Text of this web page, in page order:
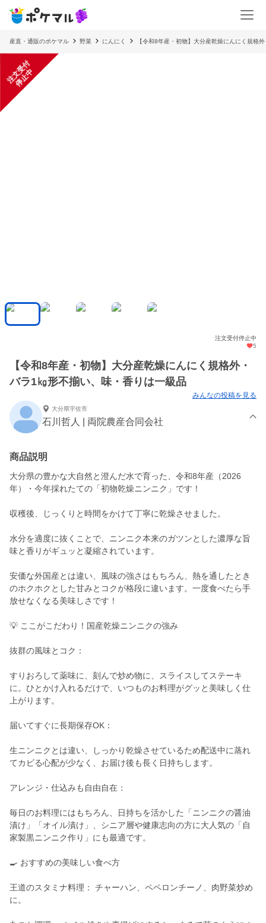
産直・通販のポケマル 野菜 にんにく 【令和8年産・初物】大分産乾燥にんにく規格
注
文
受
付
停
止
中
注文受付停止中
5
【令和8年産・初物】大分産乾燥にんにく規格外・
バラ1㎏形不揃い、味・香りは一級品
みんなの投稿を見る
大分県宇佐市
石川哲人 | 両院農産合同会社
商品説明
大分県の豊かな大自然と澄んだ水で育った、令和8年産（2026
年）・今年採れたての「初物乾燥ニンニク」です！
収穫後、じっくりと時間をかけて丁寧に乾燥させました。
水分を適度に抜くことで、ニンニク本来のガツンとした濃厚な旨
味と香りがギュッと凝縮されています。
安価な外国産とは違い、風味の強さはもちろん、熱を通したとき
のホクホクとした甘みとコクが格段に違います。一度食べたら手
放せなくなる美味しさです！
💡 ここがこだわり！国産乾燥ニンニクの強み
抜群の風味とコク：
すりおろして薬味に、刻んで炒め物に、スライスしてステーキ
に。ひとかけ入れるだけで、いつものお料理がグッと美味しく仕
上がります。
届いてすぐに長期保存OK：
生ニンニクとは違い、しっかり乾燥させているため配送中に蒸れ
てカビる心配が少なく、お届け後も長く日持ちします。
アレンジ・仕込みも自由自在：
毎日のお料理にはもちろん、日持ちを活かした「ニンニクの醤油
漬け」「オイル漬け」、シニア層や健康志向の方に大人気の「自
家製黒ニンニク作り」にも最適です。
🍳 おすすめの美味しい食べ方
王道のスタミナ料理： チャーハン、ペペロンチーノ、肉野菜炒め
に。